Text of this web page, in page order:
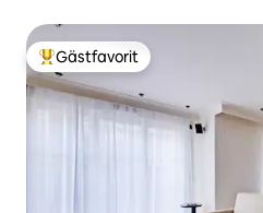
Populär gästfavorit
Gästfavorit